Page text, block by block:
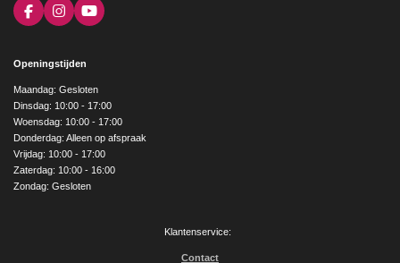
F
a
b
o
k
I
n
a
g
r
a
m
Y
o
e
Openingstijden
Maandag: Gesloten
Dinsdag: 10:00 - 17:00
Woensdag: 10:00 - 17:00
Donderdag: Alleen op afspraak
Vrijdag: 10:00 - 17:00
Zaterdag: 10:00 - 16:00
Zondag: Gesloten
Klantenservice:
Contact